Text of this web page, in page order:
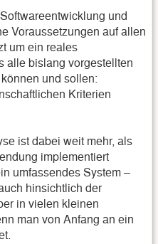
und
Voraussetzungen auf allen
um ein reales
alle bislang vorgestellten
und sollen:
Kriterien
ist dabei weit mehr, als
implementiert
umfassendes System –
hinsichtlich der
in vielen kleinen
man von Anfang an ein